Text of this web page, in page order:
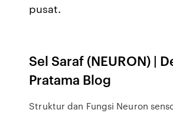
pusat.
Sel Saraf (NEURON) |
Pratama Blog
Struktur dan Fungsi Neuron